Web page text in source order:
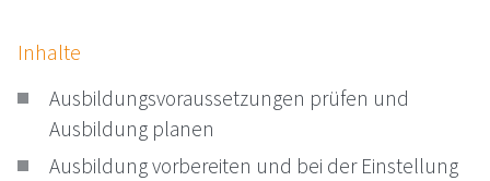
Inhalte
Ausbildungsvoraussetzungen prüfen und
Ausbildung planen
Ausbildung vorbereiten und bei der Einstellung